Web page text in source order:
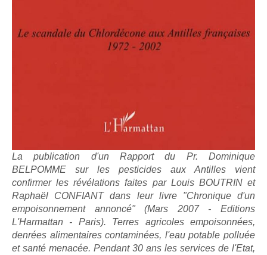
La publication d'un Rapport du Pr. Dominique
BELPOMME sur les pesticides aux Antilles vient
confirmer les révélations faites par Louis BOUTRIN et
Raphaël CONFIANT dans leur livre "Chronique d'un
empoisonnement annoncé" (Mars 2007 - Editions
L'Harmattan - Paris). Terres agricoles empoisonnées,
denrées alimentaires contaminées, l'eau potable polluée
et santé menacée. Pendant 30 ans les services de l'Etat,